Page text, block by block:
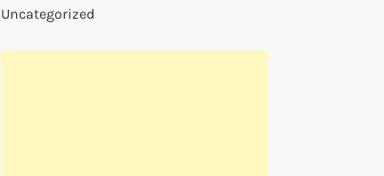
Uncategorized